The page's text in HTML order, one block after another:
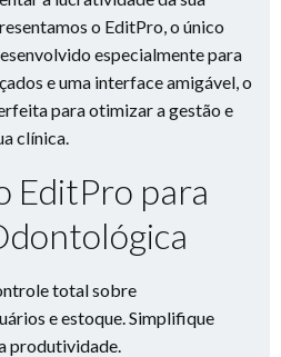
o EditPro, o único
especialmente para
e uma interface amigável, o
para otimizar a gestão e
clínica.
EditPro para
total sobre
e estoque. Simplifique
produtividade.